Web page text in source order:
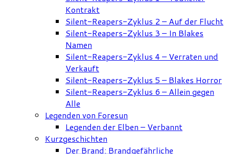
Kontrakt
Silent-Reapers-Zyklus 2 – Auf der Flucht
Silent-Reapers-Zyklus 3 – In Blakes
Namen
Silent-Reapers-Zyklus 4 – Verraten und
Verkauft
Silent-Reapers-Zyklus 5 – Blakes Horror
Silent-Reapers-Zyklus 6 – Allein gegen
Alle
Legenden von Foresun
Legenden der Elben – Verbannt
Kurzgeschichten
Der Brand: Brandgefährliche